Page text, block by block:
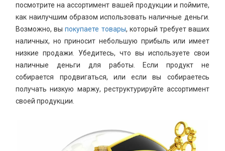
посмотрите на ассортимент вашей продукции и поймите,
как наилучшим образом использовать наличные деньги.
Возможно, выпокупаете товары, который требует ваших
наличных, но приносит небольшую прибыль или имеет
низкие продажи. Убедитесь, что вы используете свои
наличные деньги для работы. Если продукт не
собирается продвигаться, или если вы собираетесь
получать низкую маржу, реструктурируйте ассортимент
своей продукции.